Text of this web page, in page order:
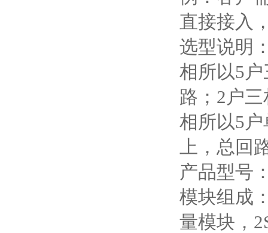
直接接入
选型说明
相所以5
路；2户
相所以5
上，总回
产品型号
模块组成
量模块，